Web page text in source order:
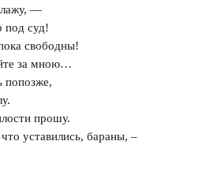
лажу, —
под суд!
свободны!
за мною…
попозже,
прошу.
уставились, бараны, –